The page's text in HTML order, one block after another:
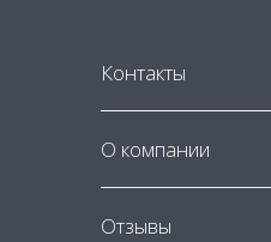
Контакты
О компании
Отзывы